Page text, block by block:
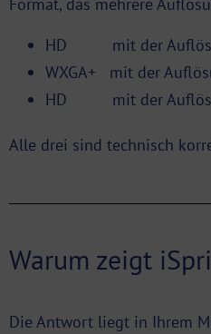
Format, das mehrere
HD mit der
WXGA+ mit der
HD mit der
Alle drei sind technisch
Warum zeigt
Die Antwort liegt in Ihrem